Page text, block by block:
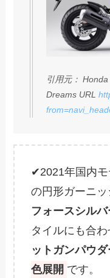
引用元：
Dreams URL
✔2021年国内
の円形ガーニ
フォースシル
タイルにも合
ットガンパウ
色展開 です。